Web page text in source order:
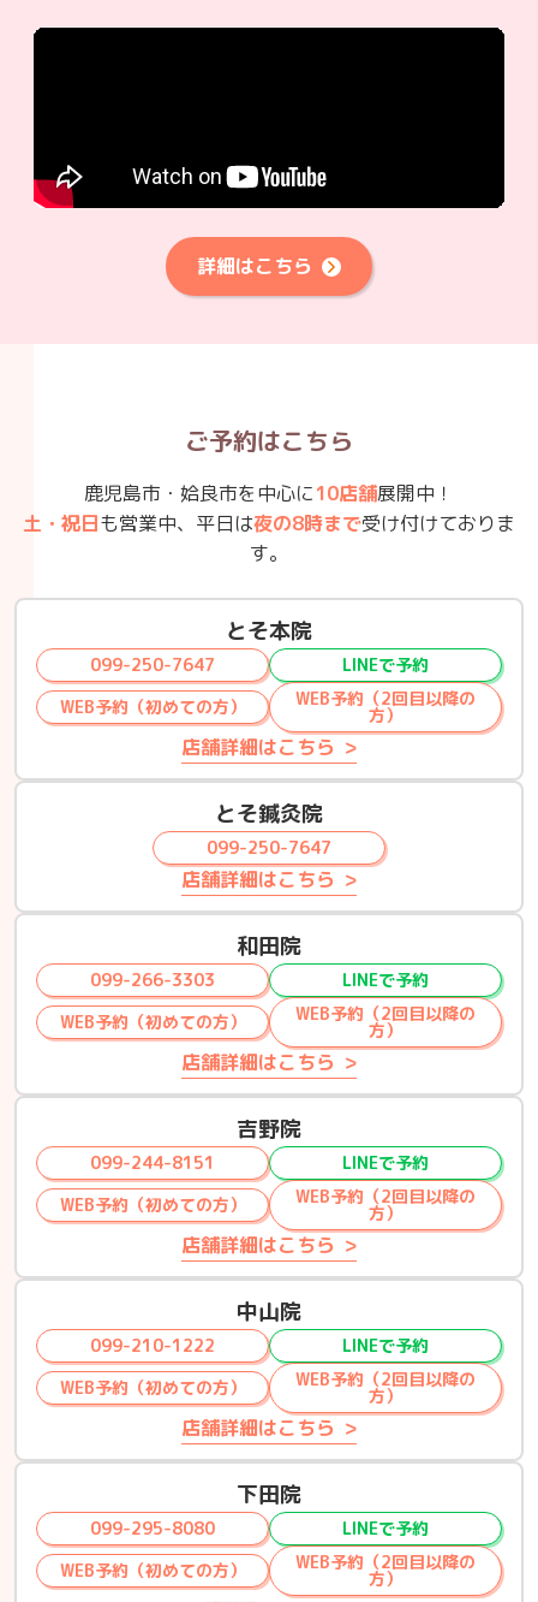
詳細はこちら
ご予約はこちら
鹿児島市・姶良市を中心に10店舗展開中！
土・祝日も営業中、平日は夜の8時まで受け付けておりま
す。
とそ本院
099-250-7647
LINEで予約
WEB予約（初めての方）
WEB予約（2回目以降の
方）
店舗詳細はこちら
とそ鍼灸院
099-250-7647
店舗詳細はこちら
和田院
099-266-3303
LINEで予約
WEB予約（初めての方）
WEB予約（2回目以降の
方）
店舗詳細はこちら
吉野院
099-244-8151
LINEで予約
WEB予約（初めての方）
WEB予約（2回目以降の
方）
店舗詳細はこちら
中山院
099-210-1222
LINEで予約
WEB予約（初めての方）
WEB予約（2回目以降の
方）
店舗詳細はこちら
下田院
099-295-8080
LINEで予約
WEB予約（初めての方）
WEB予約（2回目以降の
方）